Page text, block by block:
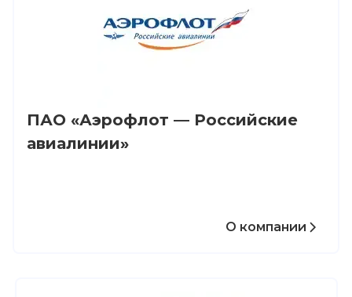
ПАО «Аэрофлот — Российские
авиалинии»
О компании